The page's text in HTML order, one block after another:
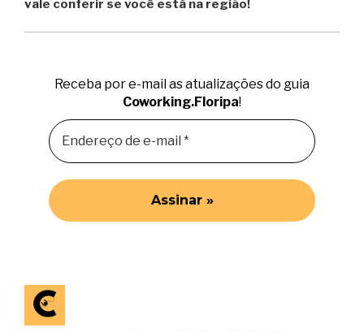
vale conferir se você está na região!
Receba por e-mail as atualizações do guia
Coworking.Floripa!